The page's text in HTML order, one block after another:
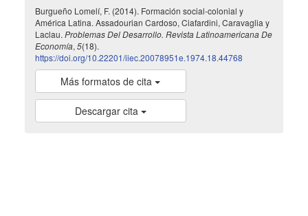
Burgueño Lomelí, F. (2014). Formación social-colonial y
América Latina. Assadourian Cardoso, Ciafardini, Caravaglia y
Laclau. Problemas Del Desarrollo. Revista Latinoamericana De
Economía, 5(18).
https://doi.org/10.22201/iiec.20078951e.1974.18.44768
Más formatos de cita
Descargar cita